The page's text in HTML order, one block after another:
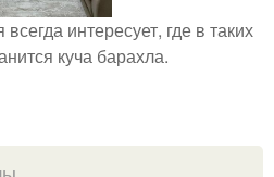
интересует, где в таких
куча барахла.